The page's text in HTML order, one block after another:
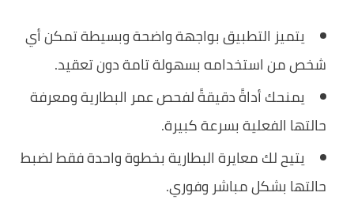
يتميز التطبيق بواجهة واضحة وبسيطة تمكن أي
شخص من استخدامه بسهولة تامة دون تعقيد.
يمنحك أداةً دقيقةً لفحص عمر البطارية ومعرفة
حالتها الفعلية بسرعة كبيرة.
يتيح لك معايرة البطارية بخطوة واحدة فقط لضبط
حالتها بشكل مباشر وفوري.